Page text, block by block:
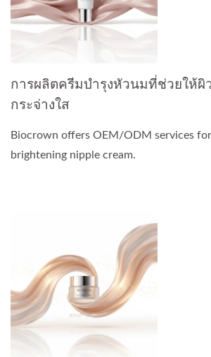
การผลิตครีมบำรุงหัวนมที่ช่วยให้ผิ
กระจ่างใส
Biocrown offers OEM/ODM services
brightening nipple cream.